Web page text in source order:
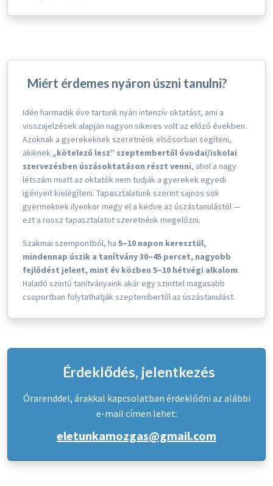
Miért érdemes nyáron úszni tanulni?
Idén harmadik éve tartunk nyári intenzív oktatást, ami a
visszajelzések alapján nagyon sikeres volt az előző években.
Azoknak a gyerekeknek szeretnénk elsősorban segíteni,
akiknek „kötelező lesz” szeptembertől óvodai/iskolai
szervezésben úszásoktatáson részt venni, ahol a nagy
létszám miatt az oktatók nem tudják a gyerekek egyedi
igényeit kielégíteni. Tapasztalatunk szerint sajnos sok
gyermeknek ilyenkor megy el a kedve az úszástanulástól —
ezt a rossz tapasztalatot szeretnénk megelőzni.
Szakmai szempontból, ha 5–10 napon keresztül,
mindennap úszik a tanítvány 30–45 percet, nagyobb
fejlődést jelent, mint év közben 5–10 hétvégi alkalom.
Haladó szintű tanítványaink akár egy szinttel magasabb
csoportban folytathatják szeptembertől az úszástanulást.
Érdeklődés, jelentkezés
Órarenddel, árakkal kapcsolatban érdeklődni az alábbi
e-mail címen lehet:
eletunkamozgas@gmail.com